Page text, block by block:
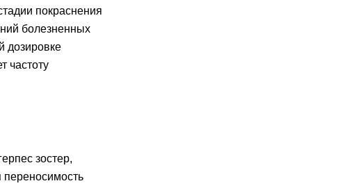
покраснения
болезненных
дозировке
частоту
зостер,
переносимость